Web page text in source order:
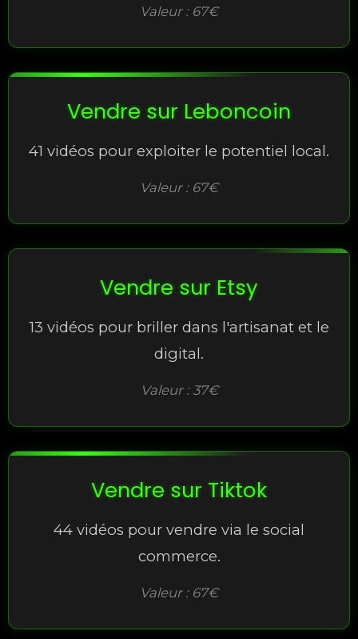
Valeur : 67€
Vendre sur Leboncoin
41 vidéos pour exploiter le potentiel local.
Valeur : 67€
Vendre sur Etsy
13 vidéos pour briller dans l'artisanat et le
digital.
Valeur : 37€
Vendre sur Tiktok
44 vidéos pour vendre via le social
commerce.
Valeur : 67€